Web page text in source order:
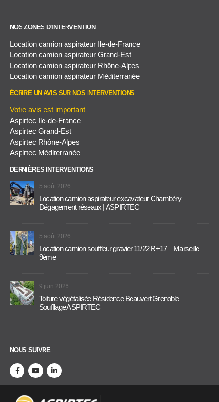
NOS ZONES D'INTERVENTION
Location camion aspirateur Ile-de-France
Location camion aspirateur Grand-Est
Location camion aspirateur Rhône-Alpes
Location camion aspirateur Méditerranée
ÉCRIRE UN AVIS SUR NOS INTERVENTIONS
Votre avis est important !
Aspirtec Ile-de-France
Aspirtec Grand-Est
Aspirtec Rhône-Alpes
Aspirtec Méditerranée
DERNIÈRES INTERVENTIONS
5 août 2026
Location camion aspirateur excavateur Chambéry –
Dégagement réseaux | ASPIRTEC
5 août 2026
Location camion souffleur gravier 11/22 R+17 – Marseille
9ème
9 juin 2026
Toiture végétalisée Résidence Beauvert Grenoble –
Soufflage ASPIRTEC
NOUS SUIVRE